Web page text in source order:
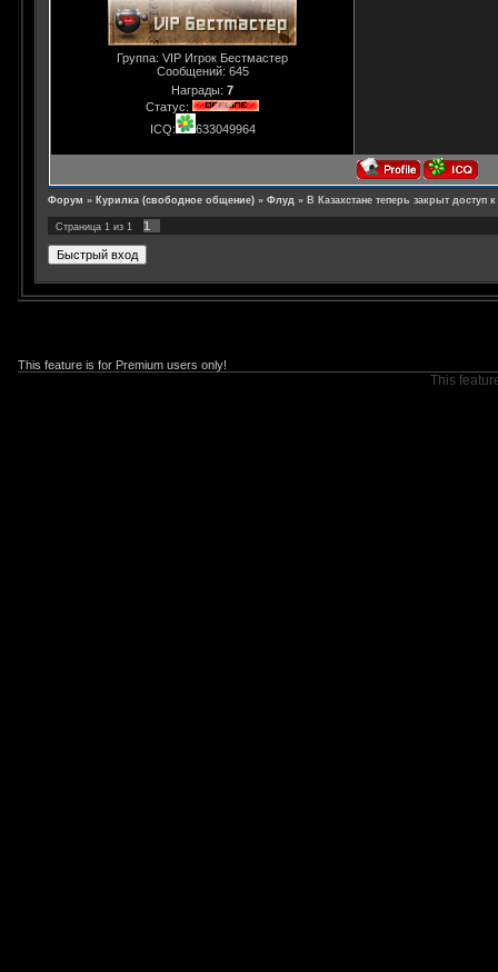
Группа: VIP Игрок Бестмастер
Сообщений: 645
Награды: 7
Статус:
ICQ:
633049964
Форум » Курилка (свободное общение) » Флуд » В Казахстане теперь закрыт доступ
Страница 1 из 1 1
This feature is for Premium users only!
This